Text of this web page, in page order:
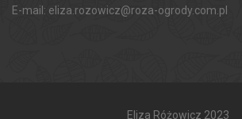
E-mail: eliza.rozowicz@roza-ogrody.com.pl
Eliza Różowicz 2023